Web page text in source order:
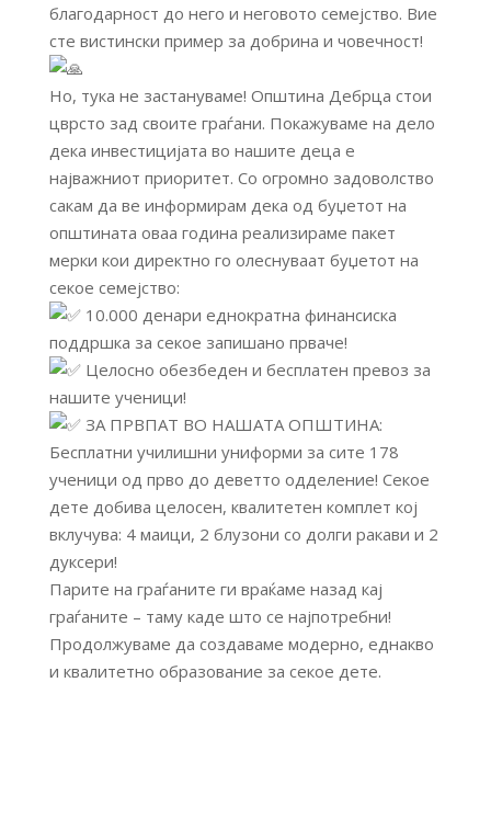
благодарност до него и неговото семејство. Вие
сте вистински пример за добрина и човечност!
Но, тука не застануваме! Општина Дебрца стои
цврсто зад своите граѓани. Покажуваме на дело
дека инвестицијата во нашите деца е
најважниот приоритет. Со огромно задоволство
сакам да ве информирам дека од буџетот на
општината оваа година реализираме пакет
мерки кои директно го олеснуваат буџетот на
секое семејство:
10.000 денари еднократна финансиска
поддршка за секое запишано прваче!
Целосно обезбеден и бесплатен превоз за
нашите ученици!
ЗА ПРВПАТ ВО НАШАТА ОПШТИНА:
Бесплатни училишни униформи за сите 178
ученици од прво до деветто одделение! Секое
дете добива целосен, квалитетен комплет кој
вклучува: 4 маици, 2 блузони со долги ракави и 2
дуксери!
Парите на граѓаните ги враќаме назад кај
граѓаните – таму каде што се најпотребни!
Продолжуваме да создаваме модерно, еднакво
и квалитетно образование за секое дете.